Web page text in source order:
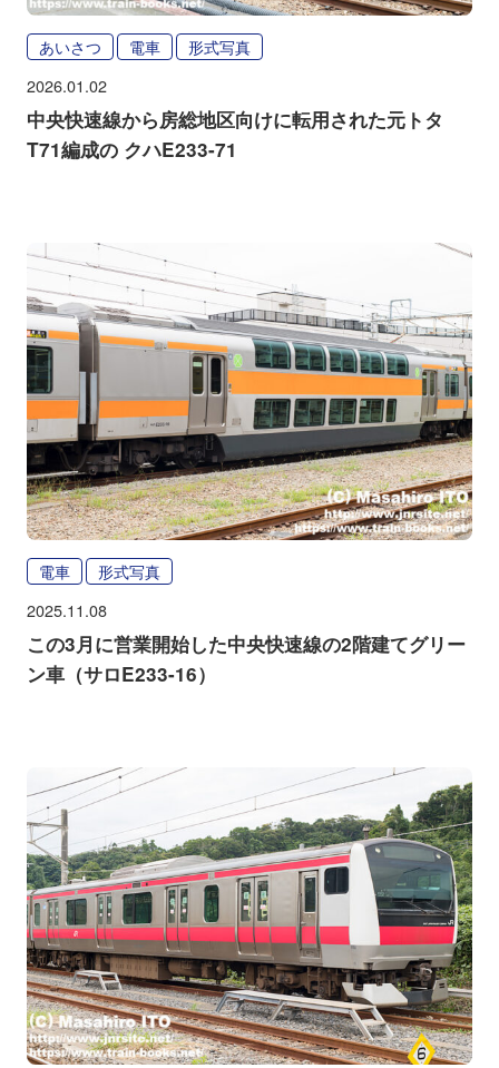
あいさつ 電車 形式写真
2026.01.02
中央快速線から房総地区向けに転用された元トタ
T71編成の クハE233-71
電車 形式写真
2025.11.08
この3月に営業開始した中央快速線の2階建てグリー
ン車（サロE233-16）